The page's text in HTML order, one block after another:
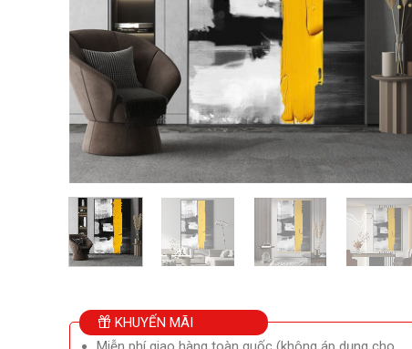
KHUYẾN MÃI